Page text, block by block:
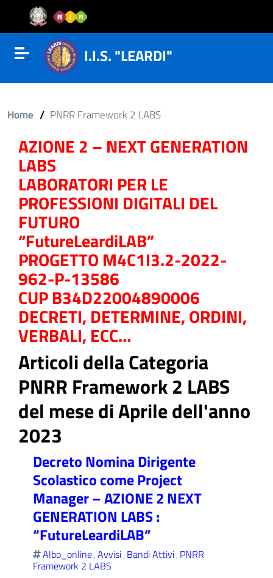
Vai al contenuto
Vail al menu di navigazione
Vai al footer
Attiva disattiva la navigazione
del sito
I.I.S. "LEARDI"
Home / PNRR Framework 2 LABS
AZIONE 2 – NEXT GENERATION
LABS
LABORATORI PER LE
PROFESSIONI DIGITALI DEL
FUTURO
“FutureLeardiLAB”
PROGETTO M4C1I3.2-2022-
962-P-13586
CUP B34D22004890006
DECRETI, DETERMINE, ORDINI,
VERBALI, ECC…
Articoli della Categoria
PNRR Framework 2 LABS
del mese di Aprile dell'anno
2023
Decreto Nomina Dirigente
Scolastico come Project
Manager – AZIONE 2 NEXT
GENERATION LABS :
“FutureLeardiLAB”
Albo_online,Avvisi, Bandi Attivi, PNRR
Framework 2 LABS